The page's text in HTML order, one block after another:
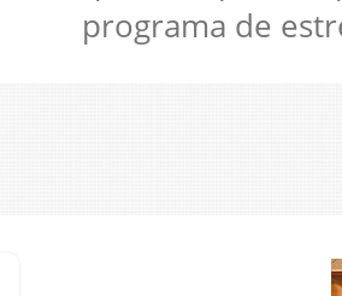
programa de